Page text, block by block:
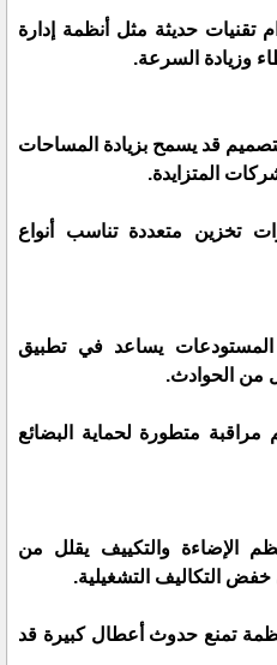
تقنيات حديثة مثل أنظمة إدارة
وزيادة السرعة.
قد يسمح بزيادة المساحات
المتزايدة.
تخزين متعددة تناسب أنواع
المستودعات يساعد في تطبيق
من الحوادث.
متطورة لحماية البضائع
الإضاءة والتكييف يقلل من
التكاليف التشغيلية.
تمنع حدوث أعطال كبيرة قد